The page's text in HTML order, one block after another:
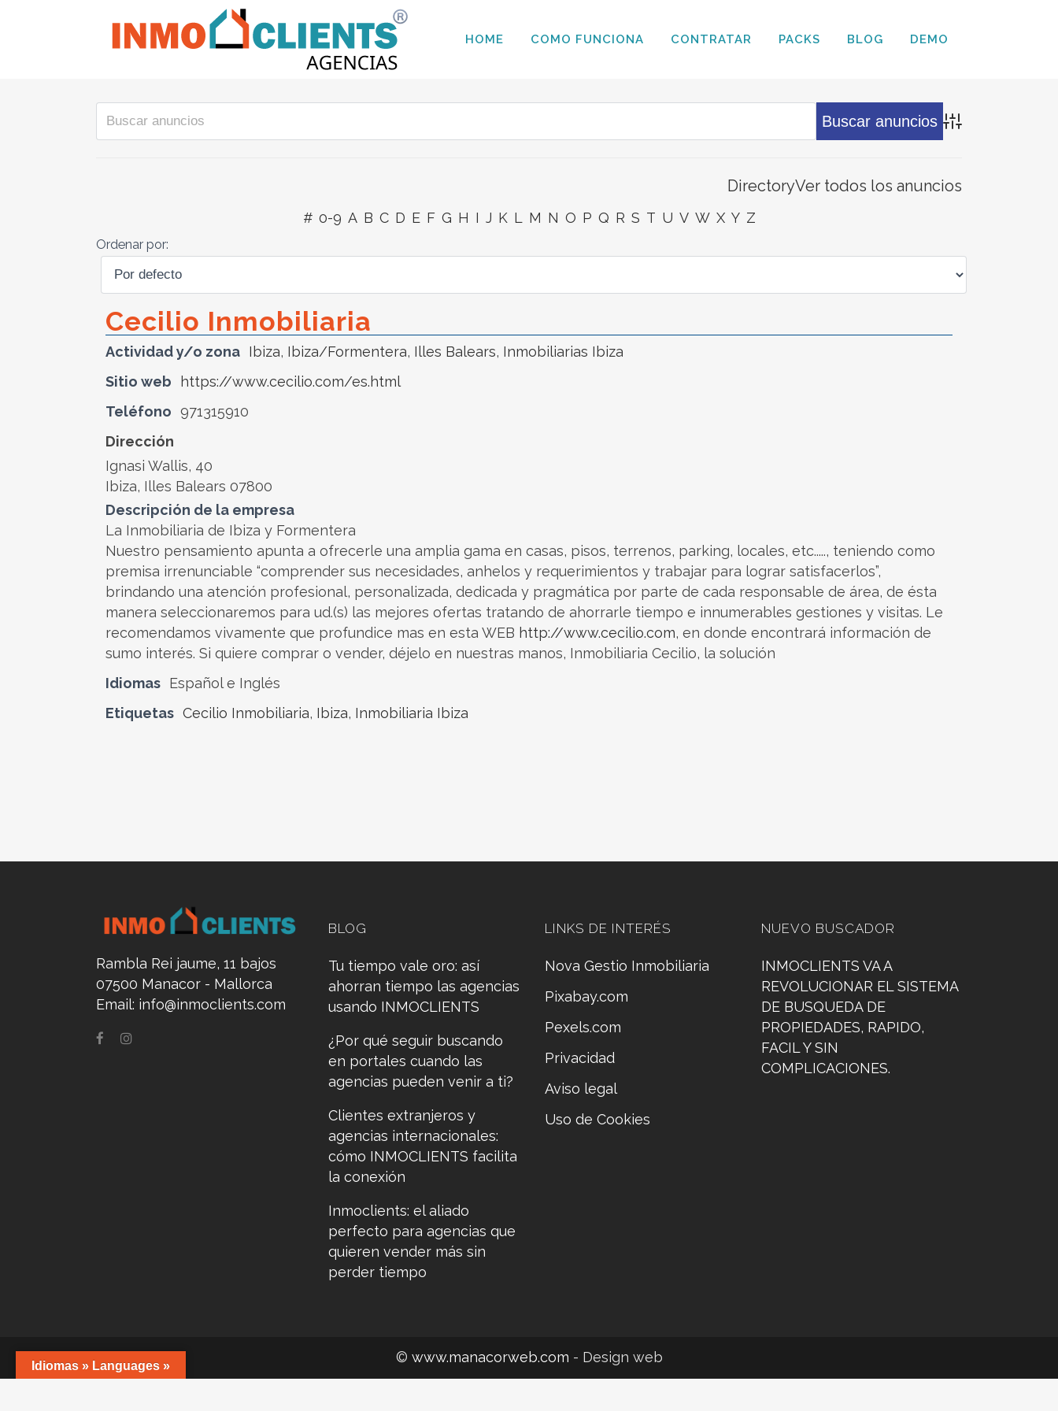
HOME COMO FUNCIONA CONTRATAR PACKS BLOG DEMO
Búsqueda
DirectoryVer todos los anuncios
# 0-9 A B C D E F G H I J K L M N O P Q R S T U V W X Y Z
Ordenar por:
Cecilio Inmobiliaria
Actividad y/o zona Ibiza, Ibiza/Formentera, Illes Balears, Inmobiliarias Ibiza
Sitio web
https://www.cecilio.com/es.html
Teléfono 971315910
Dirección
Ignasi Wallis, 40
Ibiza, Illes Balears 07800
Descripción de la empresa
La Inmobiliaria de Ibiza y Formentera
Nuestro pensamiento apunta a ofrecerle una amplia gama en casas, pisos, terrenos, parking, locales, etc....., teniendo como
premisa irrenunciable “comprender sus necesidades, anhelos y requerimientos y trabajar para lograr satisfacerlos”,
brindando una atención profesional, personalizada, dedicada y pragmática por parte de cada responsable de área, de ésta
manera seleccionaremos para ud.(s) las mejores ofertas tratando de ahorrarle tiempo e innumerables gestiones y visitas. Le
recomendamos vivamente que profundice mas en esta WEB http://www.cecilio.com, en donde encontrará información de
sumo interés. Si quiere comprar o vender, déjelo en nuestras manos, Inmobiliaria Cecilio, la solución
Idiomas Español e Inglés
Etiquetas Cecilio Inmobiliaria, Ibiza, Inmobiliaria Ibiza
Rambla Rei jaume, 11 bajos
07500 Manacor - Mallorca
Email: info@inmoclients.com
BLOG
Tu tiempo vale oro: así
ahorran tiempo las agencias
usando INMOCLIENTS
¿Por qué seguir buscando
en portales cuando las
agencias pueden venir a ti?
Clientes extranjeros y
agencias internacionales:
cómo INMOCLIENTS facilita
la conexión
Inmoclients: el aliado
perfecto para agencias que
quieren vender más sin
perder tiempo
LINKS DE INTERÉS
Nova Gestio Inmobiliaria
Pixabay.com
Pexels.com
Privacidad
Aviso legal
Uso de Cookies
NUEVO BUSCADOR
INMOCLIENTS VA A
REVOLUCIONAR EL SISTEMA
DE BUSQUEDA DE
PROPIEDADES, RAPIDO,
FACIL Y SIN
COMPLICACIONES.
© www.manacorweb.com - Design web
Idiomas » Languages »